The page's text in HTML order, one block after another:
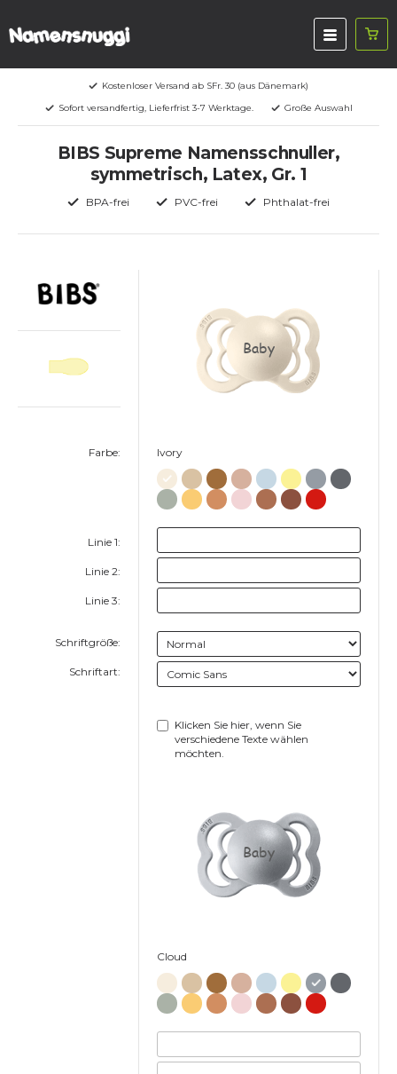
Kostenloser Versand ab SFr. 30 (aus Dänemark)
Sofort versandfertig, Lieferfrist 3-7 Werktage.
Große Auswahl
BIBS Supreme Namensschnuller,
symmetrisch, Latex, Gr. 1
BPA-frei PVC-frei Phthalat-frei
Farbe:
Linie 1:
Linie 2:
Linie 3:
Schriftgröße:
Schriftart:
Baby
Ivory
Klicken Sie hier, wenn Sie
verschiedene Texte wählen
möchten.
Baby
Cloud